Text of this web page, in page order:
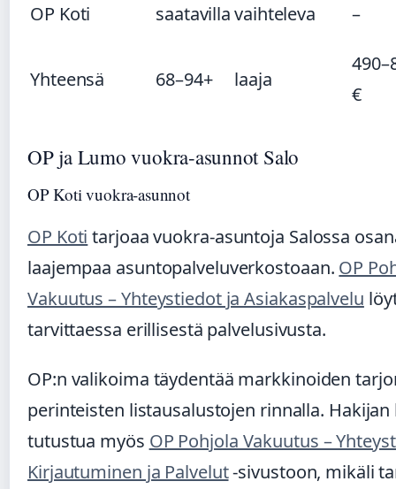
OP Koti saatavillavaihteleva –
Yhteensä 68–94+ laaja
€
OP ja Lumo vuokra-asunnot Salo
OP Koti vuokra-asunnot
OP Koti tarjoaa vuokra-asuntoja Salossa
laajempaa asuntopalveluverkostoaan. OP
Vakuutus – Yhteystiedot ja Asiakaspalvelu
tarvittaessa erillisestä palvelusivusta.
OP:n valikoima täydentää markkinoiden
perinteisten listausalustojen rinnalla.
tutustua myös OP Pohjola Vakuutus –
Kirjautuminen ja Palvelut-sivustoon, mikäli